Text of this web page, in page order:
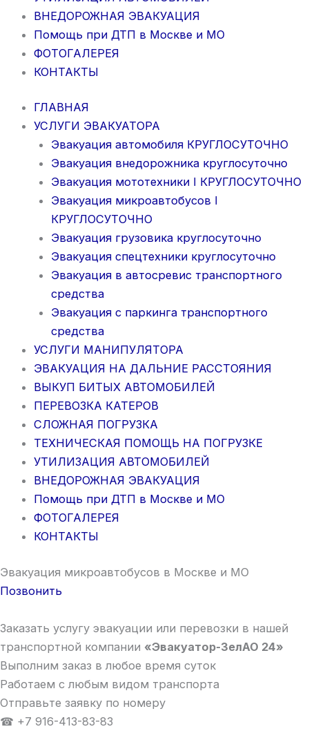
ВНЕДОРОЖНАЯ ЭВАКУАЦИЯ
Помощь при ДТП в Москве и МО
ФОТОГАЛЕРЕЯ
КОНТАКТЫ
ГЛАВНАЯ
УСЛУГИ ЭВАКУАТОРА
Эвакуация автомобиля КРУГЛОСУТОЧНО
Эвакуация внедорожника круглосуточно
Эвакуация мототехники I КРУГЛОСУТОЧНО
Эвакуация микроавтобусов I
КРУГЛОСУТОЧНО
Эвакуация грузовика круглосуточно
Эвакуация спецтехники круглосуточно
Эвакуация в автосревис транспортного
средства
Эвакуация с паркинга транспортного
средства
УСЛУГИ МАНИПУЛЯТОРА
ЭВАКУАЦИЯ НА ДАЛЬНИЕ РАССТОЯНИЯ
ВЫКУП БИТЫХ АВТОМОБИЛЕЙ
ПЕРЕВОЗКА КАТЕРОВ
СЛОЖНАЯ ПОГРУЗКА
ТЕХНИЧЕСКАЯ ПОМОЩЬ НА ПОГРУЗКЕ
УТИЛИЗАЦИЯ АВТОМОБИЛЕЙ
ВНЕДОРОЖНАЯ ЭВАКУАЦИЯ
Помощь при ДТП в Москве и МО
ФОТОГАЛЕРЕЯ
КОНТАКТЫ
Эвакуация микроавтобусов в Москве и МО
Позвонить
Заказать услугу эвакуации или перевозки в нашей
транспортной компании «Эвакуатор-ЗелАО 24»
Выполним заказ в любое время суток
Работаем с любым видом транспорта
Отправьте заявку по номеру
☎ +7 916-413-83-83